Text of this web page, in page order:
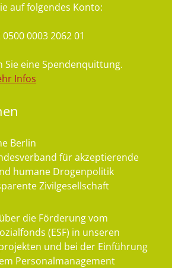
auf folgendes Konto:
0003 2062 01
Sie eine Spendenquittung.
Infos
Berlin
für akzeptierende
humane Drogenpolitik
Zivilgesellschaft
die Förderung vom
(ESF) in unseren
und bei der Einführung
Personalmanagement